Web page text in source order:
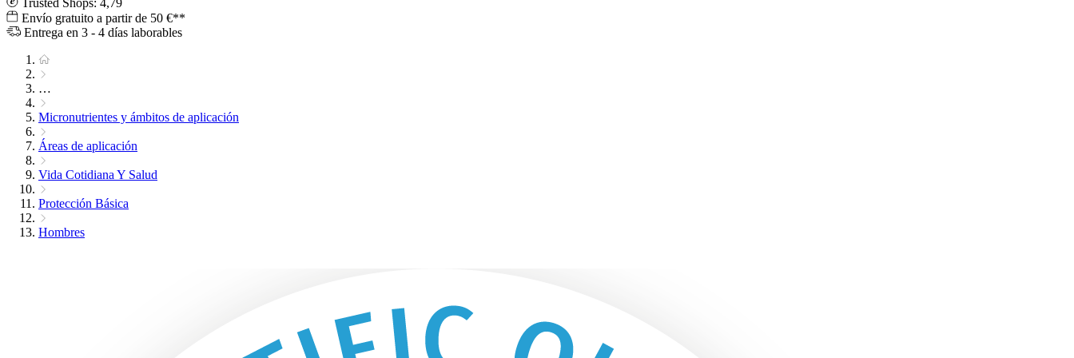
Trusted Shops: 4,79
Envío gratuito a partir de 50 €**
Entrega en 3 - 4 días laborables
…
Micronutrientes y ámbitos de aplicación
Áreas de aplicación
Vida Cotidiana Y Salud
Protección Básica
Hombres